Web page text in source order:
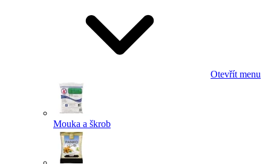
Otevřít menu
Mouka a škrob
Powered by chaterimo